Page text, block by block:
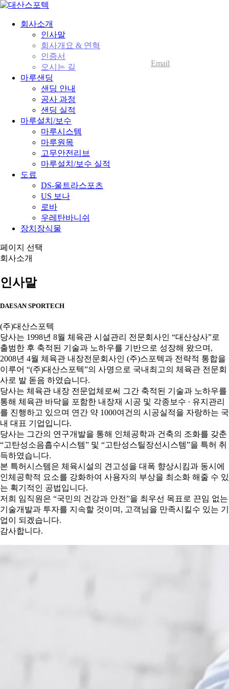
회사소개
인사말
회사개요 & 연혁
인증서
오시는 길
마루샌딩
샌딩 안내
공사 과정
샌딩 실적
마루설치/보수
마루시스템
마루원목
고무안전리브
마루설치/보수 실적
도료
DS-울트라스포츠
US 보나
로바
우레탄바니쉬
장치장식물
페이지 선택
회사소개
인사말
DAESAN SPORTECH
(주)대산스포텍
당사는 1998년 8월 체육관 시설관리 전문회사인 “대산상사”로
출범한 후 축적된 기술과 노하우를 기반으로 성장해 왔으며,
2008년 4월 체육관 내장전문회사인 (주)스포텍과 전략적 통합을
이루어 “(주)대산스포텍”의 사명으로 국내최고의 체육관 전문회
사로 발 돋음 하였습니다.
당사는 체육관 내장 전문업체로써 그간 축적된 기술과 노하우를
통해 체육관 바닥을 포함한 내장재 시공 및 각종보수 ∙ 유지관리
를 진행하고 있으며 연간 약 1000여건의 시공실적을 자랑하는 국
내 대표 기업입니다.
당사는 그간의 연구개발을 통해 인체공학과 건축의 조화를 갖춘
“고탄성소음흡수시스템” 및 “고탄성스틸장선시스템”을 특허 취
득하였습니다.
본 특허시스템은 체육시설의 견고성을 대폭 향상시킴과 동시에
인체공학적 요소를 강화하여 사용자의 부상을 최소화 해줄 수 있
는 획기적인 공법입니다.
저희 임직원은 “국민의 건강과 안전”을 최우선 목표로 끈임 없는
기술개발과 투자를 지속할 것이며, 고객님을 만족시킬수 있는 기
업이 되겠습니다.
감사합니다.
Scroll Top
Email